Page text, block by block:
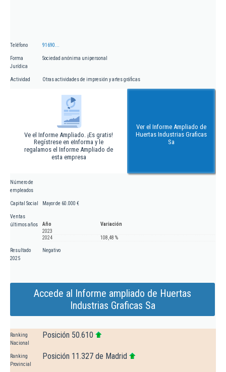
Teléfono 91690...
Forma
Jurídica
Sociedad anónima unipersonal
Actividad Otras actividades de impresión y artes gráficas
Ve el Informe Ampliado. ¡Es gratis!
Regístrese en eInforma y le
regalamos el Informe Ampliado de
esta empresa
Ver el Informe Ampliado de
Huertas Industrias Graficas
Sa
Número de
empleados
Capital Social Mayor de 60.000 €
Ventas
últimos años
Año
Variación
2023
2024
108,48 %
Resultado
2025
Negativo
Accede al Informe ampliado de Huertas
Industrias Graficas Sa
Ranking
Nacional
Posición 50.610
Ranking
Provincial
Posición 11.327 de Madrid